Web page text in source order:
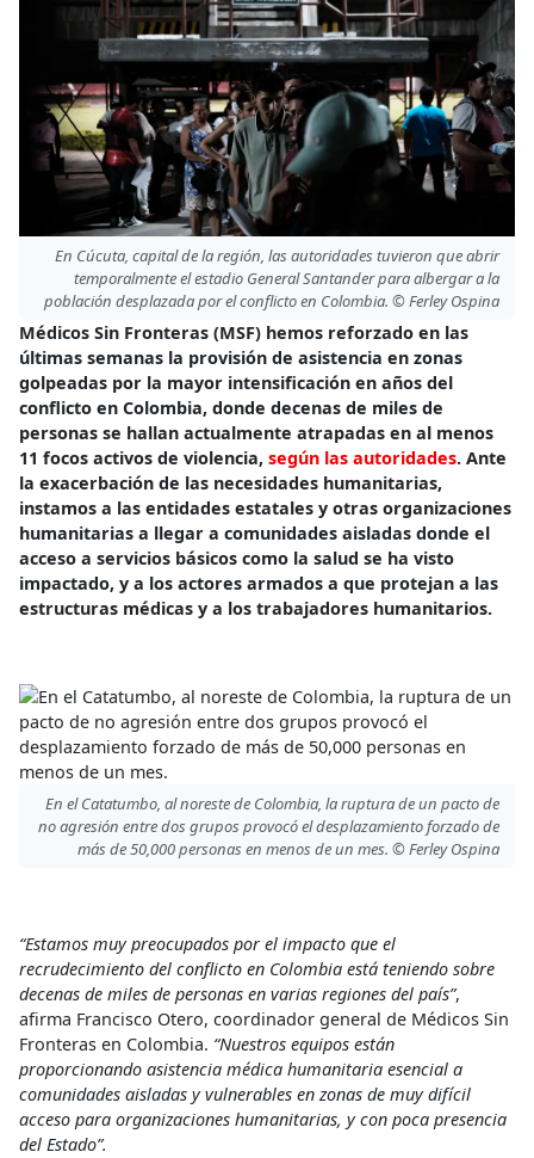
En Cúcuta, capital de la región, las autoridades tuvieron que abrir
temporalmente el estadio General Santander para albergar a la
población desplazada por el conflicto en Colombia. © Ferley Ospina
Médicos Sin Fronteras (MSF) hemos reforzado en las
últimas semanas la provisión de asistencia en zonas
golpeadas por la mayor intensificación en años del
conflicto en Colombia, donde decenas de miles de
personas se hallan actualmente atrapadas en al menos
11 focos activos de violencia, según las autoridades. Ante
la exacerbación de las necesidades humanitarias,
instamos a las entidades estatales y otras organizaciones
humanitarias a llegar a comunidades aisladas donde el
acceso a servicios básicos como la salud se ha visto
impactado, y a los actores armados a que protejan a las
estructuras médicas y a los trabajadores humanitarios.
En el Catatumbo, al noreste de Colombia, la ruptura de un pacto de
no agresión entre dos grupos provocó el desplazamiento forzado de
más de 50,000 personas en menos de un mes. © Ferley Ospina
“Estamos muy preocupados por el impacto que el
recrudecimiento del conflicto en Colombia está teniendo sobre
decenas de miles de personas en varias regiones del país”,
afirma Francisco Otero, coordinador general de Médicos Sin
Fronteras en Colombia. “Nuestros equipos están
proporcionando asistencia médica humanitaria esencial a
comunidades aisladas y vulnerables en zonas de muy difícil
acceso para organizaciones humanitarias, y con poca presencia
del Estado”.